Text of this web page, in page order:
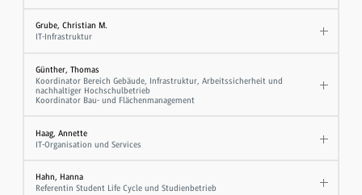
Grube, Christian M.
IT-Infrastruktur
Günther, Thomas
Koordinator Bereich Gebäude, Infrastruktur, Arbeitssicherheit und
nachhaltiger Hochschulbetrieb
Koordinator Bau- und Flächenmanagement
Haag, Annette
IT-Organisation und Services
Hahn, Hanna
Referentin Student Life Cycle und Studienbetrieb